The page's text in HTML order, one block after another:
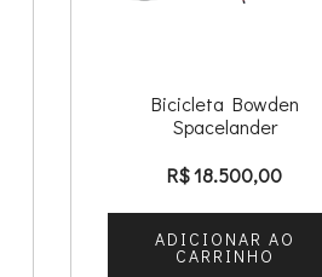
Bicicleta Bowden
Spacelander
R$18.500,00
ADICIONAR AO
CARRINHO